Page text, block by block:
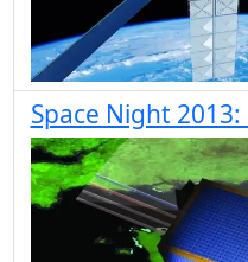
Space Night